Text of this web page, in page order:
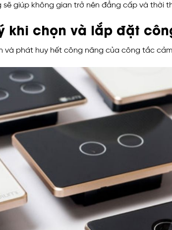
sẽ giúp không gian trở nên đẳng cấp và thời
khi chọn và lắp đặt
phát huy hết công năng của công tắc